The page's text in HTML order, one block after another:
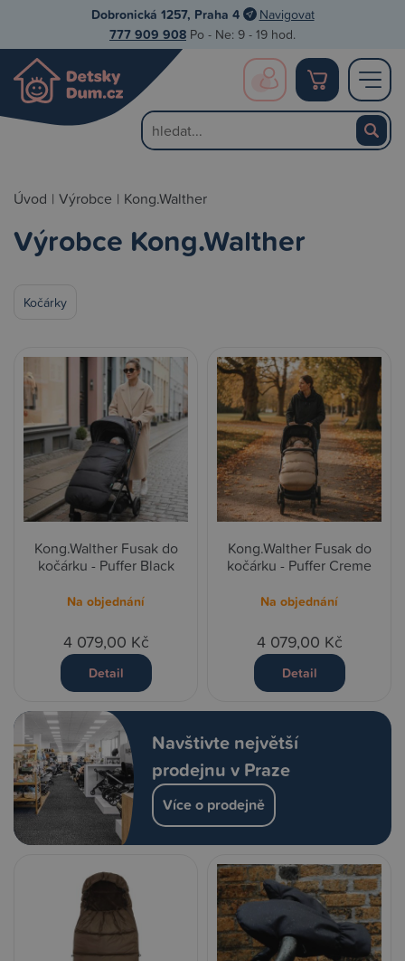
Dobronická 1257, Praha 4 Navigovat
777 909 908 Po - Ne: 9 - 19 hod.
Úvod | Výrobce | Kong.Walther
Výrobce Kong.Walther
Kočárky
Navštivte největší
prodejnu v Praze
Více o prodejně
Kong.Walther Fusak do
kočárku - Puffer Black
Na objednání
4 079,00 Kč
Detail
Kong.Walther Fusak do
kočárku - Puffer Creme
Na objednání
4 079,00 Kč
Detail